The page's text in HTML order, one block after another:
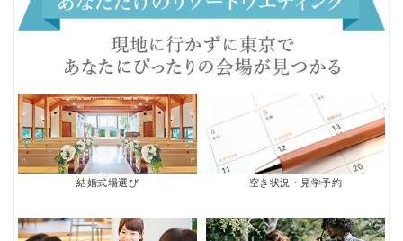
結婚式場選び 空き状況・見学予約